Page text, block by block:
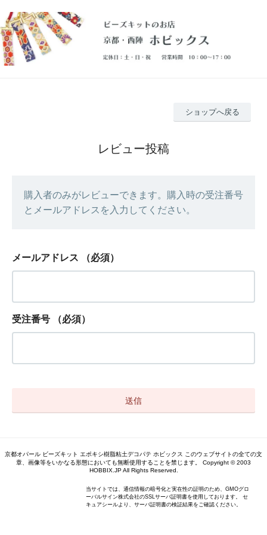
ショップへ戻る
レビュー投稿
購入者のみがレビューできます。購入時の受注番号
とメールアドレスを入力してください。
メールアドレス （必須）
受注番号 （必須）
京都オパール ビーズキット エポキシ樹脂粘土デコパテ ホビックス このウェブサイトの全ての文
章、画像等をいかなる形態においても無断使用することを禁じます。 Copyright © 2003
HOBBIX.JP All Rights Reserved.
当サイトでは、通信情報の暗号化と実在性の証明のため、GMOグロ
ーバルサイン株式会社のSSLサーバ証明書を使用しております。 セ
キュアシールより、サーバ証明書の検証結果をご確認ください。